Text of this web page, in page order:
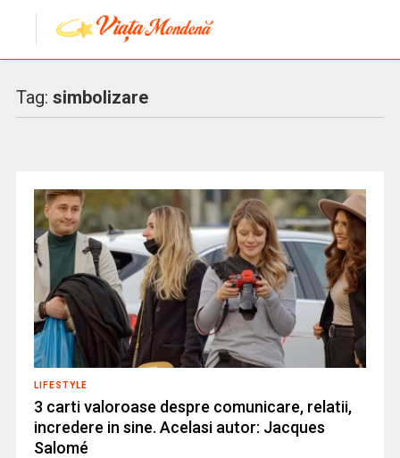
Tag: simbolizare
LIFESTYLE
3 carti valoroase despre comunicare, relatii,
incredere in sine. Acelasi autor: Jacques
Salomé